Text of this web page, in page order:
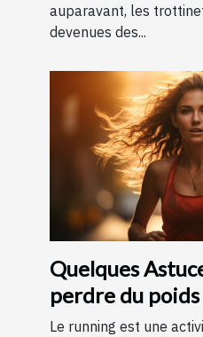
auparavant, les
devenues des...
Quelques
perdre du poids
running ?
Le running est une